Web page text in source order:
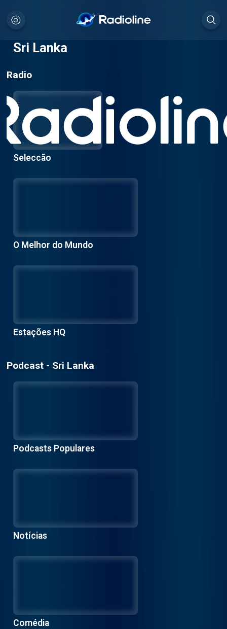
Sri Lanka
Radio
Seleccão
O Melhor do Mundo
Estações HQ
Podcast - Sri Lanka
Podcasts Populares
Notícias
Comédia